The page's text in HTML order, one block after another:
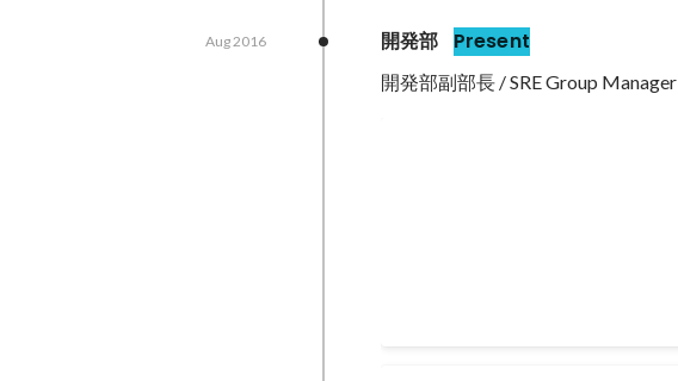
開発部 Present
Aug 2016
開発部副部長 / SRE Group Manager